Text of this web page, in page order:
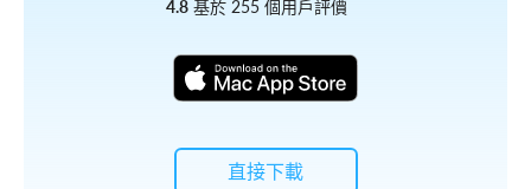
4.8 基於 255 個用戶評價
直接下載